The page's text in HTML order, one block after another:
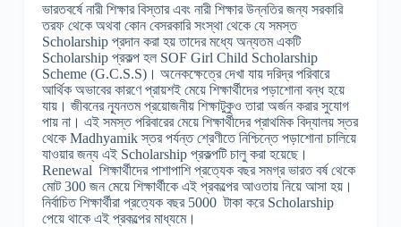
ভারতবর্ষে নারী শিক্ষার বিস্তার এবং নারী শিক্ষার উন্নতির জন্য সরকারি
তরফ থেকে অথবা কোন বেসরকারি সংস্থা থেকে যে সমস্ত
Scholarship প্রদান করা হয় তাদের মধ্যে অন্যতম একটি
Scholarship প্রকল্প হল SOF Girl Child Scholarship
Scheme (G.C.S.S)। অনেকক্ষেত্রে দেখা যায় দরিদ্র পরিবারে
আর্থিক অভাবের কারণে প্রায়শই মেয়ে শিক্ষার্থীদের পড়াশোনা বন্ধ হয়ে
যায়। জীবনের ন্যূনতম প্রয়োজনীয় শিক্ষাটুকুও তারা অর্জন করার সুযোগ
পায় না। এই সমস্ত পরিবারের মেয়ে শিক্ষার্থীদের প্রাথমিক বিদ্যালয় স্তর
থেকে Madhyamik স্তর পর্যন্ত শ্রেণীতে নিশ্চিন্তে পড়াশোনা চালিয়ে
যাওয়ার জন্য এই Scholarship প্রকল্পটি চালু করা হয়েছে।
Renewal শিক্ষার্থীদের পাশাপাশি প্রত্যেক বছর সমগ্র ভারত বর্ষ থেকে
মোট 300 জন মেয়ে শিক্ষার্থীকে এই প্রকল্পের আওতায় নিয়ে আসা হয়।
নির্বাচিত শিক্ষার্থীরা প্রত্যেক বছর 5000 টাকা করে Scholarship
পেয়ে থাকে এই প্রকল্পের মাধ্যমে।